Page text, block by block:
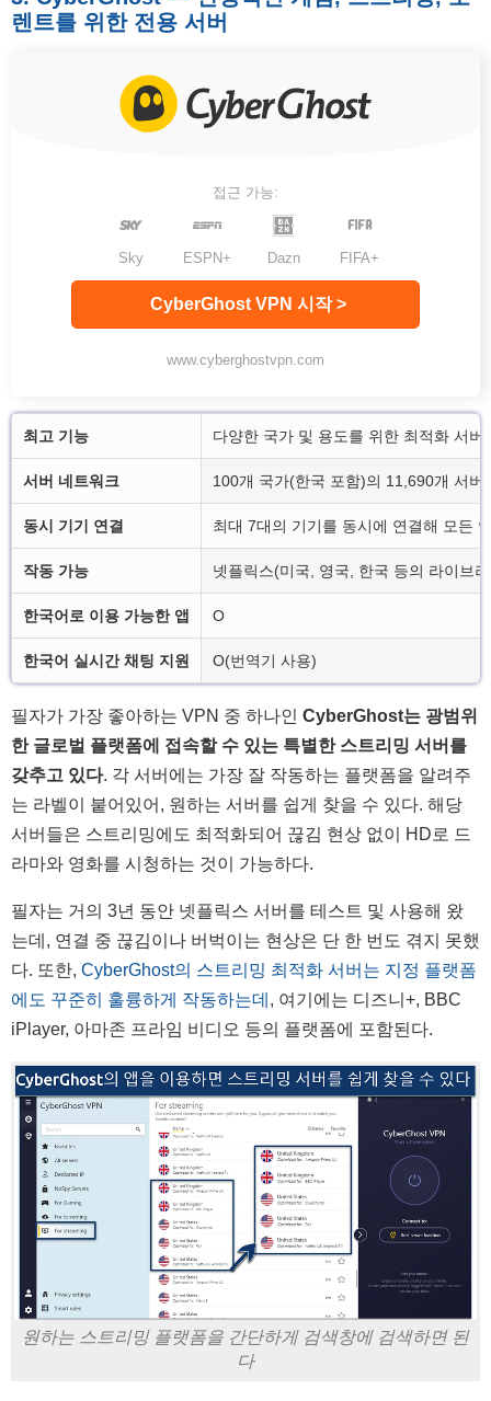
렌트를 위한 전용 서버
접근 가능:
Sky ESPN+ Dazn FIFA+
CyberGhost VPN 시작 >
www.cyberghostvpn.com
최고 기능 다양한 국가 및 용도를 위한 최적화 서
서버 네트워크 100개 국가(한국 포함)의 11,690개 서
동시 기기 연결 최대 7대의 기기를 동시에 연결해 모든
작동 가능 넷플릭스(미국, 영국, 한국 등의 라이브
한국어로 이용 가능한 앱 O
한국어 실시간 채팅 지원 O(번역기 사용)
필자가 가장 좋아하는 VPN 중 하나인 CyberGhost는 광범위
한 글로벌 플랫폼에 접속할 수 있는 특별한 스트리밍 서버를
갖추고 있다. 각 서버에는 가장 잘 작동하는 플랫폼을 알려주
는 라벨이 붙어있어, 원하는 서버를 쉽게 찾을 수 있다. 해당
서버들은 스트리밍에도 최적화되어 끊김 현상 없이 HD로 드
라마와 영화를 시청하는 것이 가능하다.
필자는 거의 3년 동안 넷플릭스 서버를 테스트 및 사용해 왔
는데, 연결 중 끊김이나 버벅이는 현상은 단 한 번도 겪지 못했
다. 또한, CyberGhost의 스트리밍 최적화 서버는 지정 플랫폼
에도 꾸준히 훌륭하게 작동하는데 , 여기에는 디즈니+, BBC
iPlayer, 아마존 프라임 비디오 등의 플랫폼에 포함된다.
원하는 스트리밍 플랫폼을 간단하게 검색창에 검색하면 된
다